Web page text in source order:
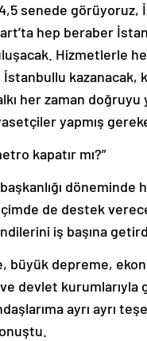
senede görüyoruz,
hep beraber
Hizmetlerle
kazanacak,
her zaman doğruyu
yapmış
kapatır mı?”
döneminde
de destek
iş başına
büyük depreme,
devlet kurumlarıyla
ayrı ayrı